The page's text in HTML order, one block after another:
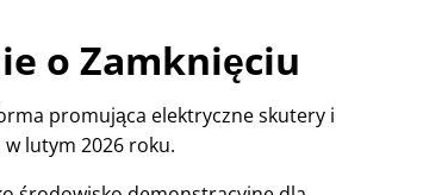
o Zamknięciu
promująca elektryczne skutery i
lutym 2026 roku.